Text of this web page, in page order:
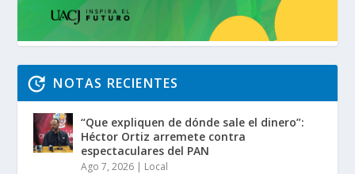
NOTAS RECIENTES
“Que expliquen de dónde sale el dinero”:
Héctor Ortiz arremete contra
espectaculares del PAN
Ago 7, 2026 | Local